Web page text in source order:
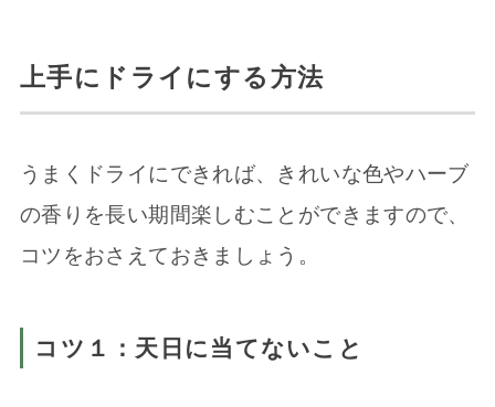
上手にドライにする方法
うまくドライにできれば、きれいな色やハーブ
の香りを長い期間楽しむことができますので、
コツをおさえておきましょう。
コツ１：天日に当てないこと